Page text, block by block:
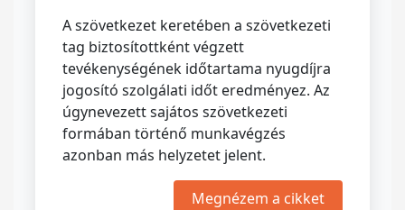
A szövetkezet keretében a szövetkezeti
tag biztosítottként végzett
tevékenységének időtartama nyugdíjra
jogosító szolgálati időt eredményez. Az
úgynevezett sajátos szövetkezeti
formában történő munkavégzés
azonban más helyzetet jelent.
Megnézem a cikket